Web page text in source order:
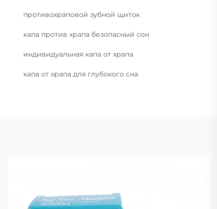
противохраповой зубной щиток
капа против храпа безопасный сон
индивидуальная капа от храпа
капа от храпа для глубокого сна